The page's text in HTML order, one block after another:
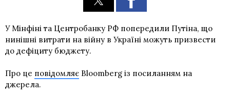
У Мінфіні та Центробанку РФ попередили Путіна, що
нинішні витрати на війну в Україні можуть призвести
до дефіциту бюджету.
Про це повідомляє Bloomberg із посиланням на
джерела.